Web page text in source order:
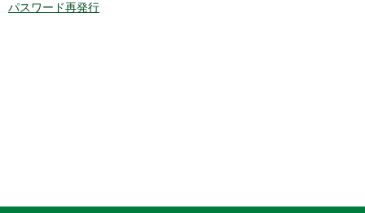
パスワード再発行